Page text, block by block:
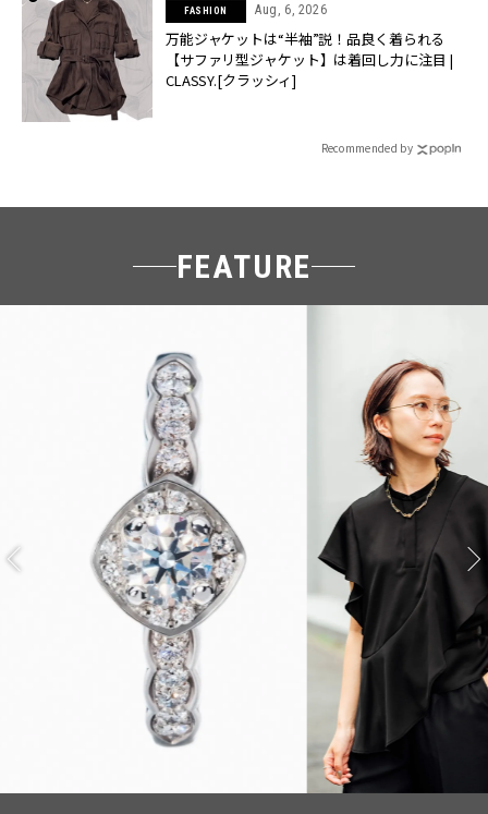
FASHION Aug, 6, 2026
万能ジャケットは“半袖”説！品良く着られる
【サファリ型ジャケット】は着回し力に注目 |
CLASSY.[クラッシィ]
Recommended by
FEATURE